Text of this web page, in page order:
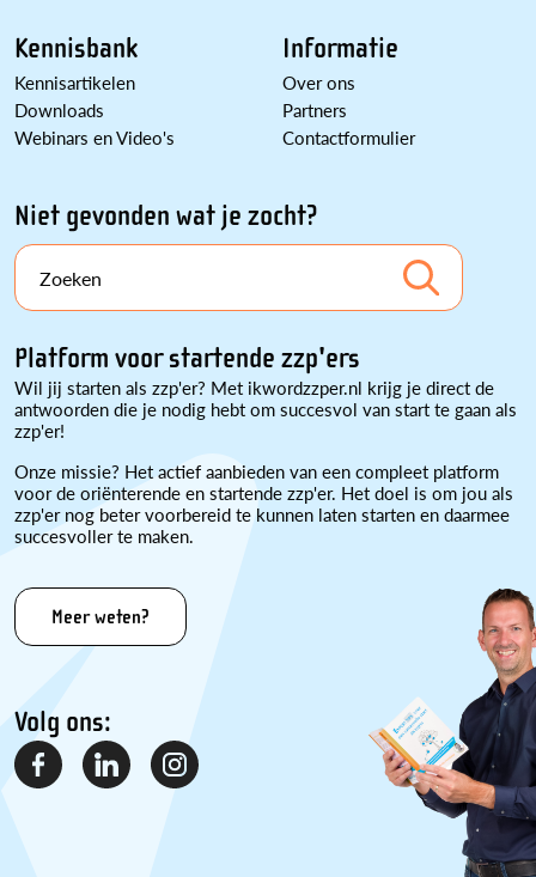
Kennisbank
Kennisartikelen
Downloads
Webinars en Video's
Informatie
Over ons
Partners
Contactformulier
Niet gevonden wat je zocht?
Zoeken
Platform voor startende zzp'ers
Wil jij starten als zzp'er? Met ikwordzzper.nl krijg je direct de
antwoorden die je nodig hebt om succesvol van start te gaan als
zzp'er!
Onze missie? Het actief aanbieden van een compleet platform
voor de oriënterende en startende zzp'er. Het doel is om jou als
zzp'er nog beter voorbereid te kunnen laten starten en daarmee
succesvoller te maken.
Meer weten?
Volg ons: